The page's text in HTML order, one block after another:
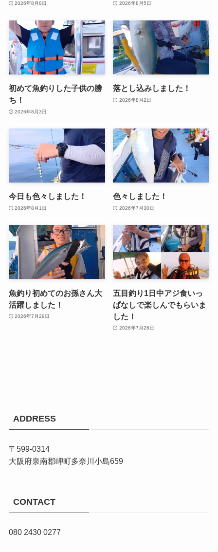
2026年8月8日 2026年8月5日
初めて魚釣りした子供の勝
ち！
2026年8月3日
落とし込みしました！
2026年8月2日
今日も色々しました！
2026年8月1日
色々しました！
2026年7月30日
魚釣り初めてのお孫さん大
活躍しました！
2026年7月29日
五目釣り1日中アジ食いっ
ぱなしで楽しんでもらいま
した！
2026年7月26日
ADDRESS
〒599-0314
大阪府泉南郡岬町多奈川小島659
CONTACT
080 2430 0277